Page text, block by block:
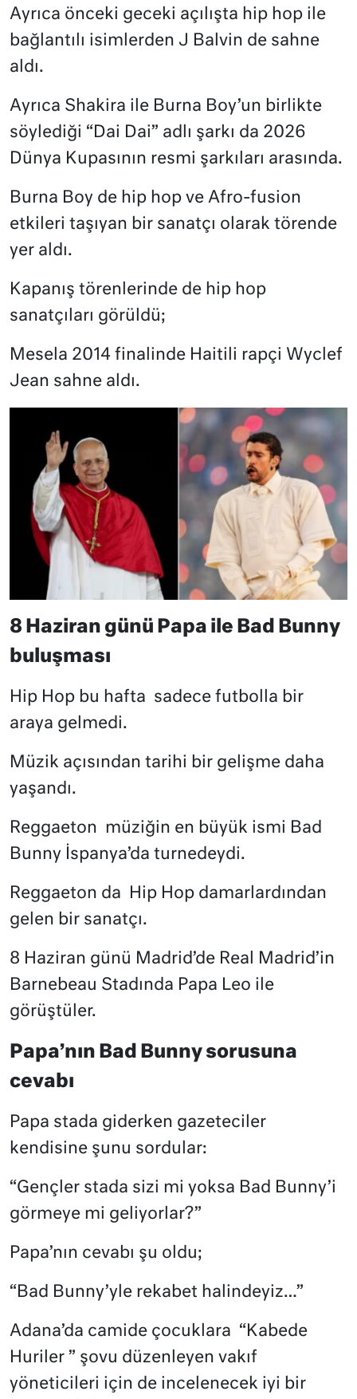
Ayrıca önceki geceki açılışta hip hop ile
bağlantılı isimlerden J Balvin de sahne
aldı.
Ayrıca Shakira ile Burna Boy’un birlikte
söylediği “Dai Dai” adlı şarkı da 2026
Dünya Kupasının resmi şarkıları arasında.
Burna Boy de hip hop ve Afro-fusion
etkileri taşıyan bir sanatçı olarak törende
yer aldı.
Kapanış törenlerinde de hip hop
sanatçıları görüldü;
Mesela 2014 finalinde Haitili rapçi Wyclef
Jean sahne aldı.
8 Haziran günü Papa ile Bad Bunny
buluşması
Hip Hop bu hafta sadece futbolla bir
araya gelmedi.
Müzik açısından tarihi bir gelişme daha
yaşandı.
Reggaeton müziğin en büyük ismi Bad
Bunny İspanya’da turnedeydi.
Reggaeton da
Hip Hop damarlardından
gelen bir sanatçı.
8 Haziran günü Madrid’de Real Madrid’in
Barnebeau Stadında Papa Leo ile
görüştüler.
Papa’nın Bad Bunny sorusuna
cevabı
Papa stada giderken gazeteciler
kendisine şunu sordular:
“Gençler stada sizi mi yoksa Bad Bunny’i
görmeye mi geliyorlar?”
Papa’nın cevabı şu oldu;
“Bad Bunny’yle rekabet halindeyiz…”
Adana’da camide çocuklara “Kabede
Huriler ” şovu düzenleyen vakıf
yöneticileri için de incelenecek iyi bir